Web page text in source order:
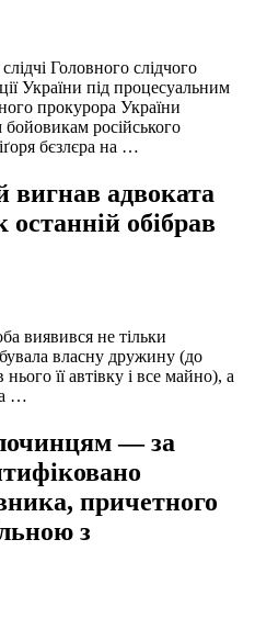
Головного слідчого
України під процесуальним
прокурора України
російського
бєзлєра на …
вигнав адвоката
останній обібрав
виявився не тільки
власну дружину (до
її автівку і все майно), а
…
— за
причетного
з